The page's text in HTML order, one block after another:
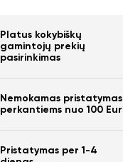
Platus kokybiškų
gamintojų prekių
pasirinkimas
Nemokamas pristatymas
perkantiems nuo 100 Eur
Pristatymas per 1-4